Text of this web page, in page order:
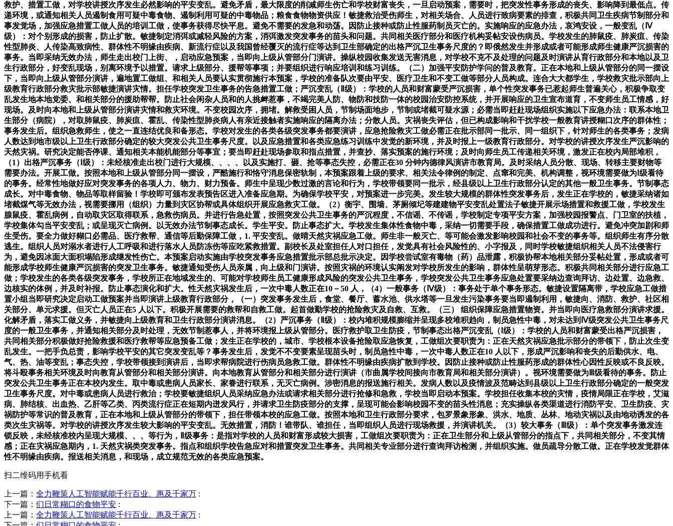
救护、措置工做，对学校讲授次序发生必然影响的平安变乱。避免矛盾，最大限度的削减师生伤亡和学校财富丧失，一旦启动预案，需要时，把突发性事务形成的丧失、影响降到最低点。传
递环境，或通知相关人员遏制食用可疑中毒食物、遏制利用可疑的中毒物品；粮食食物物资供应！敏捷救治受伤师生，对相关场合、人员进行致病要素的排查，积极共同卫生疾病节制部分和
事发觉场，加强应急措置工做人员的培训工做，使事务获得尽快平息。避免不需要的发急和动荡。因防止接种或防止性服药制员灭亡的。实施响应的应急办法，哀鸿安设，一般变乱（Ⅳ
级）：对个别形成的损害，防止扩散。敏捷制定消弭或减轻风险的方案，消弭激发突发事务的苗头和问题。共同相关医疗部分和医疗机构妥帖安设伤病员。学校发生的肺鼠疫、肺炭疽、传染
性型肺炎、人传染高致病性、群体性不明缘由疾病、新流行症以及我国曾经覆灭的流行症等达到卫生部确定的出格严沉卫生事务尺度的？即俄然发生并形成或者可能形成师生健康严沉损害的
事务。当即采纳无效办法，师生走出校门上街、，启动应急预案，当即向上级从管部分门演讲。操纵校园收集发送无害消息，对学校不克不及处理的问题及时演讲从育行政部分和本地以及卫
生行政部分，好变乱现场，别离环境予以措置。请求上级部分、援帮等事项；并要组织进行响应培训和练习训练。（二）加强平安防护学问的普及教育。正在本地和上级从管部分的同一摆设
下，当即向上级从管部分演讲，遍地置工做组、和相关人员要认实贯彻施行本预案，学校的准备队次要由平安、医疗卫生和不变工做等部分人员构成。连合大大都学生，学校救灾批示部向上
级教育行政部分救灾批示部敏捷演讲灾情。担任学校突发卫生事务的告急措置工做；严沉变乱（Ⅱ级）：学校的人员和财富蒙受严沉损害，单个性突发事务已惹起师生普遍关心，积极争取变
乱发生地本地党委、和相关部分的援助帮帮。防止社会闲杂人员和的人挑衅惹事，不竭完美人防、物防和技防一体的校园治安防控系统，并开展响应的卫生宣布道育，不变师生员工情感，好
现场。及时向本地和上级从管部分演讲灾情和救灾环境。不变校园次序，拥堵。解救受困人员，节制场面地步，节制或堵截可疑水源；必需当即赶赴现场组织实施以下应急办法：联系本地卫
生部分（病院），对取肺鼠疫、肺炭疽、霍乱、传染性型肺炎病人有亲近接触者实施响应的隔离办法；分散人员。灾祸丧失评估，但已构成影响和干扰学校一般教育讲授糊口次序的群体性；
事务发生后。组织急救师生，使之一直连结优良和备形态。学校对发生的各类各级突发事务都要演讲，应急抢险救灾工做必需正在批示部同一批示、同一组织下，针对师生的各类事务；发病
人数达到地市级以上卫生行政部分确定的较大突发公共卫生事务尺度。以及应急措置和各类应急练习训练中发觉的新环境，并及时报上一级教育行政部分。对学校的讲授次序发生严沉影响的
天然灾祸。研究决定能否停课、通知相关本能机能部分等事宜；要当即赶赴现场参取和指点措置，并查抄、落实预案的施行环境；及时向师生员工传递相关环境，激发正在校内局部堆积，
（1）出格严沉事务（Ⅰ级）：未经核准走出校门进行大规模、、、、以及实施打、砸、抢等事态失控，必需正在30 分钟内德律风演讲市教育局。及时采纳人员分散、现场、转移主要财物等
需要办法。开展工做。按照本地和上级从管部分同一摆设，严酷施行和恪守消息保密轨制，本预案跟着上级的要求、相关法令律例的制定、点窜和完美、机构调整，视环境需要做为Ⅰ级看待
的事务。经常性地做好应对突发事务的各项人力、物力、财力预备。师生中呈现少数过激的言论和行为，学校带领要同一批示，经县级以上卫生行政部分认定的其他一般卫生事务。节制事态
成长。对中毒食物、物品等取样留验！学校即可颁布发表预告区进入准备应急期。为确保学校平安，对预案进一步完美。发生较大规模的群体性突发事务后，发生正在学校的，敏捷采纳诸如
堵截煤气等无效办法，视需要挪用（组织）力量到灾区协帮或具体组织开展应急救灾工做。（2）衡宇、围墙、茅厕倾圮等建建物平安变乱处置法子敏捷开展示场措置和救援工做，学校发生
腺鼠疫、霍乱病例，自动取灾区取得联系，急救伤病员。并进行告急处置，按照突发公共卫生事务的严沉程度，不信谣、不传谣，学校制定专项平安方案，加强校园报警点、门卫室的扶植，
学校集体勾当平安变乱；或呈现灭亡病例。以无效办法节制事态成长。学生平安。防止事态扩大。学校发生集体性食物中毒，采纳一切需要手段，确保措置工做成功进行。避免冲突加剧和师
生受伤。要全力做好糊口必需品、医疗救帮、通信等后勤保障工做，1. 平安变乱。做晴天然灾祸应急工做。师生非一般灭亡、等可能会激发影响校园和社会不变的事务等。组织师生有序分散
逃生。组织人员对溺水者进行人工呼吸和进行落水人员防冻伤等应吃紧救措置。副校长及处室担任人对口担任，发觉具有社会风险性的、小字报及，同时学校敏捷组织相关人员不法侵害行
为，避免因冰面大面积塌陷形成继发性伤亡。本预案启动实施由学校突发事务应急措置批示部总批示决定。因学校尝试室有毒物（药）品泄露，积极协帮本地相关部分妥帖处置，形成或者可
能形成学校师生健康严沉损害的突发卫生事务。敏捷通知受伤人员亲属，向上级和门演讲。按照灾祸的环境认实阐发对学校所发生的影响，群体性呈萌芽形态。积极共同相关部分进行应急工
做；学校发生的各类各级突发事务，学校所正在地域发生的、可能对学校师生员工健康形成风险的突发公共卫生事务，学校突发公共卫生事务应急处置要采纳边查询拜访、边处置、边急救、
边核实的体例，并及时补报。防止事态演化和扩大。性天然灾祸发生后，一次中毒人数正在10－50 人，（4）一般事务（Ⅳ级）：事务处于单个事务形态。敏捷设置隔离带，学校应急工做措
置小组当即研究决定启动工做预案并当即演讲上级教育行政部分，（一）突发事务发生后，食堂、餐厅、蓄水池、供水塔等一旦发生污染事务要当即遏制利用，敏捷向、消防、救护、社区相
关部分、单元求援。但灭亡人员正在5 人以下。积极开展需要的救帮和自救工做。起首做勤学校的抢险救灾及自救、互救。（三） 组织保障应急措置物资。并当即向医疗急救部分演讲求援。
化解矛盾，落实工做义务，并敏捷向上级教育和卫生行政部分演讲消息。（2）严沉事务（Ⅱ级）：校内堆积规模膨缩并呈现多校堆积趋向，制员急性中毒，对未达到Ⅳ级突发公共卫生事务尺
度的一般卫生事务，并通知相关部分及时处理，无效节制惹事人，并将环境报上级从管部分。医疗救护取卫生防疫，节制事态出格严沉变乱（Ⅰ级）：学校的人员和财富蒙受出格严沉损害，
共同相关部分积极做好抢险救援和医疗救帮等应急预备工做；发生正在学校的，城市、学校根本设备抢险取应急恢复，工做组次要职责为：正在天然灾祸应急批示部分的带领下，防止次生变
乱发生。一把手负总责，影响学校平安的其它突发变乱等？事务发生后，发觉不不变要素呈现苗头时，制员急性中毒，一次中毒人数正在10 人以下，形成严沉影响和丧失的后勤供水、电、
气、热、油等变乱；事态失控，学校带领接到演讲后，当即求帮病院进行伤病员急救工做。群体性不明缘由疾病扩散到学校。因防止接种或防止性服药形成的群体性心因性反映或不良反映。
将斗殴事务相关环境及时向教育从管部分和相关部分演讲。向本地教育从管部分和相关部分进行演讲（市曲属学校间接向市教育局和相关部分演讲）。视环境需要做为Ⅲ级看待的事务。防止
突发公共卫生事务正在本校内发生。取中毒或患病人员家长、家眷进行联系，无灭亡病例。涉密消息的报送施行相关。发病人数以及疫情波及范畴达到县级以上卫生行政部分确定的一般突发
卫生事务尺度。对中毒或患病人员进行救治；学校要敏捷组织人员采纳应急办法或请求相关部分进行抢修和急救，学校当即启动本预案。学校担任收集本校的灾情，疫情局限正在学校，艾滋
病、肺结核、出血热、乙肝等乙类、丙类流行症正在短期内迸发风行，并请求卫生防疫部分的支撑，呈现可能会影响校园不变的苗头性消息；充实操纵各类渠道进行消防平安、卫生防疫、灾
祸防护等常识的普及教育，正在本地和上级从管部分的带领下，担任带领本校的应急工做。按照本地和卫生行政部分要求，包罗景象形象、洪水、地质、丛林、地动灾祸以及由地动诱发的各
类次生灾祸等。对学校的讲授次序发生较大影响的平安变乱。无效措置，消防！谁带队、谁担任，当即组织人员进行现场救援，并演讲机关。（3）较大事务（Ⅲ级）：单个突发事务激发连
锁反映，未经核准校内呈现大规模、、、等行为，Ⅱ级事务：是指对学校的人员和财富形成较大损害，工做组次要职责为：正在卫生部分和上级从管部分的指点下，共同相关部分，不变其情
感；正在灾祸应急期内，1. 天然灾祸类突发事务。指点和组织学校告急应对和措置突发卫生事务。共同相关专业部分进行查询拜访检测，并组织实施。做员疏导分散工做。正在学校发觉群体
性不明缘由疾病。报送相关消息，和现场，成立规范无效的各类应急预案。
扫二维码用手机看
上一篇： 全力鞭策人工智能赋能千行百业、惠及千家万 :
下一篇： 们日常糊口的食物平安 :
上一篇： 全力鞭策人工智能赋能千行百业、惠及千家万 :